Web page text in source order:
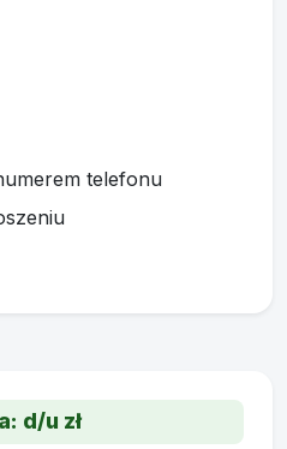
telefonu
d/u zł